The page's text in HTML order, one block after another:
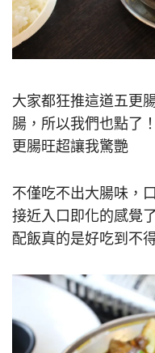
大家都狂推這道五更
腸，所以我們也點了
更腸旺超讓我驚艷
不僅吃不出大腸味，
接近入口即化的感覺
配飯真的是好吃到不